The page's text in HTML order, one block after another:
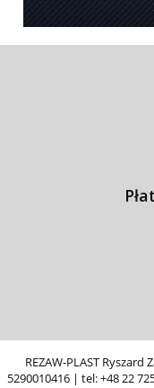
REZAW-PLAST
5290010416 | tel:+48 22